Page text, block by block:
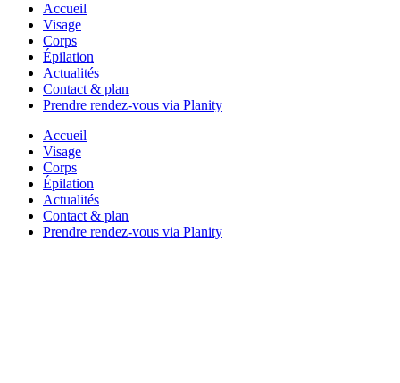
Accueil
Visage
Corps
Épilation
Actualités
Contact & plan
Prendre rendez-vous via Planity
Accueil
Visage
Corps
Épilation
Actualités
Contact & plan
Prendre rendez-vous via Planity